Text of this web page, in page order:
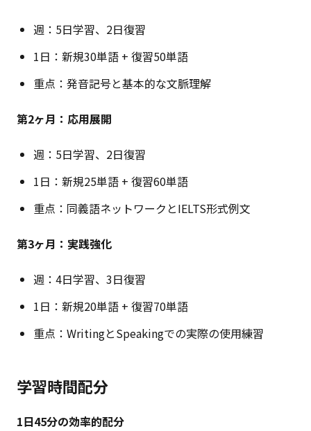
週：5日学習、2日復習
1日：新規30単語 + 復習50単語
重点：発音記号と基本的な文脈理解
第2ヶ月：応用展開
週：5日学習、2日復習
1日：新規25単語 + 復習60単語
重点：同義語ネットワークとIELTS形式例文
第3ヶ月：実践強化
週：4日学習、3日復習
1日：新規20単語 + 復習70単語
重点：WritingとSpeakingでの実際の使用練習
学習時間配分
1日45分の効率的配分